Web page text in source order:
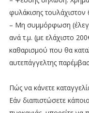
φυλάκισης τουλάχιστον
– Μη συμμόρφωση
ανά τ.μ. (με ελάχιστο
καθαρισμού που θα
αυτεπάγγελτης
Πώς να κάνετε
Εάν διαπιστώσετε